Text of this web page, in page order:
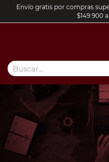
Envío gratis por compras
$149.900